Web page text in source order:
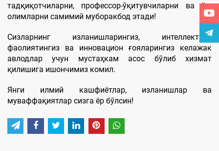
тадқиқотчиларни, профессор-ўқитувчиларни ва ёш
олимларни самимий муборакбод этади!
Сизларнинг изланишларингиз, интеллектуал
фаолиятингиз ва инновацион ғояларингиз келажак
авлодлар учун мустаҳкам асос бўлиб хизмат
қилишига ишончимиз комил.
Янги илмий кашфиётлар, изланишлар ва
муваффақиятлар сизга ёр бўлсин!